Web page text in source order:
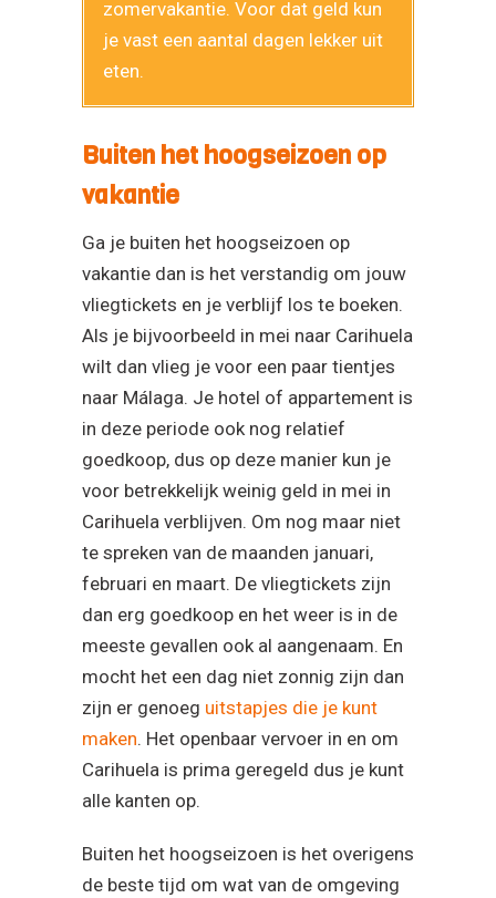
zomervakantie. Voor dat geld kun
je vast een aantal dagen lekker uit
eten.
Buiten het hoogseizoen op
vakantie
Ga je buiten het hoogseizoen op
vakantie dan is het verstandig om jouw
vliegtickets en je verblijf los te boeken.
Als je bijvoorbeeld in mei naar Carihuela
wilt dan vlieg je voor een paar tientjes
naar Málaga. Je hotel of appartement is
in deze periode ook nog relatief
goedkoop, dus op deze manier kun je
voor betrekkelijk weinig geld in mei in
Carihuela verblijven. Om nog maar niet
te spreken van de maanden januari,
februari en maart. De vliegtickets zijn
dan erg goedkoop en het weer is in de
meeste gevallen ook al aangenaam. En
mocht het een dag niet zonnig zijn dan
zijn er genoeg uitstapjes die je kunt
maken. Het openbaar vervoer in en om
Carihuela is prima geregeld dus je kunt
alle kanten op.
Buiten het hoogseizoen is het overigens
de beste tijd om wat van de omgeving